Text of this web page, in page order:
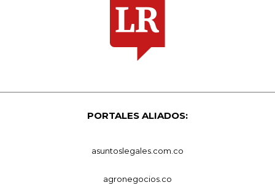
PORTALES ALIADOS:
asuntoslegales.com.co
agronegocios.co